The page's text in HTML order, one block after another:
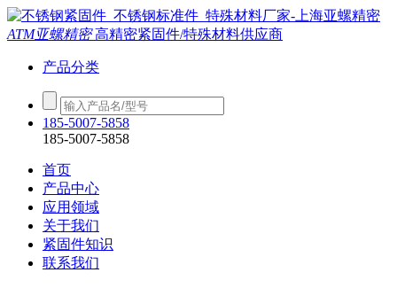
ATM亚螺精密高精密紧固件/特殊材料供应商
产品分类
185-5007-5858
185-5007-5858
首页
产品中心
应用领域
关于我们
紧固件知识
联系我们